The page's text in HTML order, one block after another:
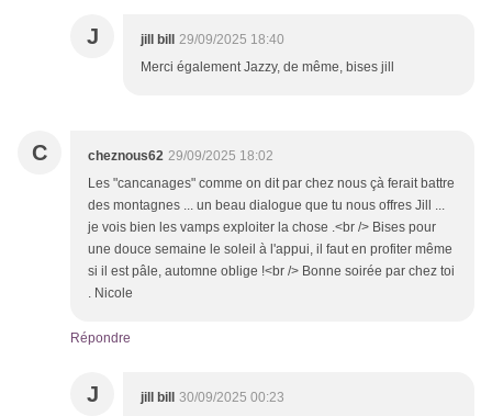
J jill bill
29/09/2025 18:40
Merci également Jazzy, de même, bises jill
C cheznous62 29/09/2025 18:02
Les "cancanages" comme on dit par chez nous çà ferait battre
des montagnes ... un beau dialogue que tu nous offres Jill ...
je vois bien les vamps exploiter la chose .<br /> Bises pour
une douce semaine le soleil à l'appui, il faut en profiter même
si il est pâle, automne oblige !<br /> Bonne soirée par chez toi
. Nicole
Répondre
J jill bill
30/09/2025 00:23